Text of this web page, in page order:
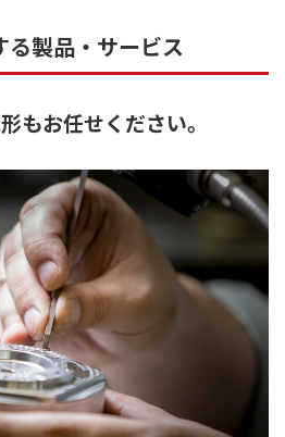
る製品・サービス
もお任せください。